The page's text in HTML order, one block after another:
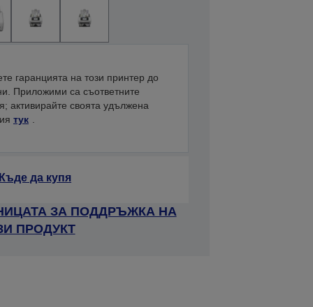
гаранцията на този принтер до
Приложими са съответните
активирайте своята удължена
тук
Къде да купя
ЗА ПОДДРЪЖКА НА
ПРОДУКТ